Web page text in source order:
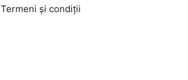
Termeni și condiții